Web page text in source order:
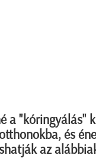
a "kóringyálás"
és
az